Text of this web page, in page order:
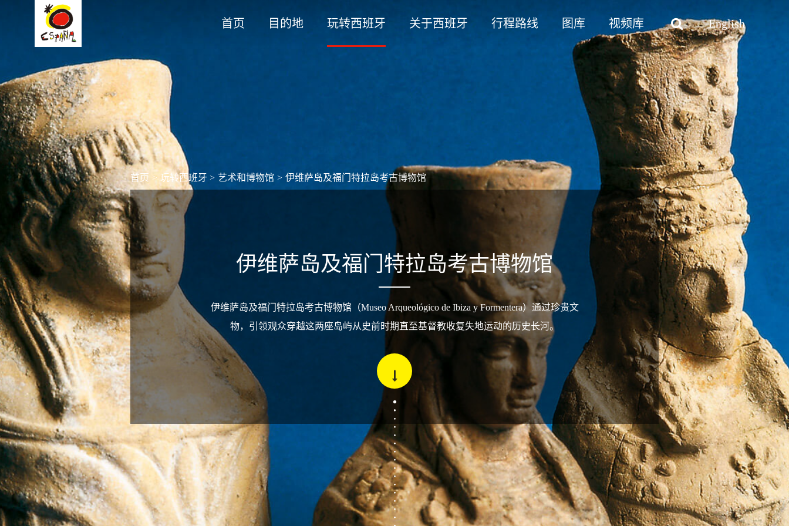
首页 目的地 玩转西班牙 关于西班牙 行程路线 图库 视频库 English
首页 > 玩转西班牙 > 艺术和博物馆 > 伊维萨岛及福门特拉岛考古博物馆
伊维萨岛及福门特拉岛考古博物馆
伊维萨岛及福门特拉岛考古博物馆（Museo Arqueológico de Ibiza y Formentera）通过珍贵文
物，引领观众穿越这两座岛屿从史前时期直至基督教收复失地运动的历史长河。